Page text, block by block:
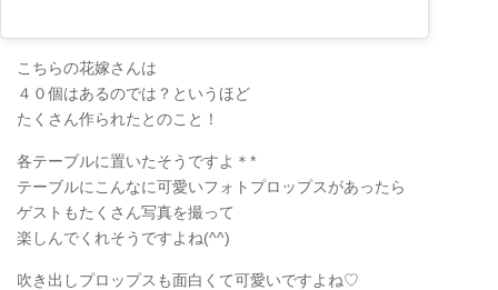
こちらの花嫁さんは
４０個はあるのでは？というほど
たくさん作られたとのこと！
各テーブルに置いたそうですよ＊*
テーブルにこんなに可愛いフォトプロップスがあったら
ゲストもたくさん写真を撮って
楽しんでくれそうですよね(^^)
吹き出しプロップスも面白くて可愛いですよね♡